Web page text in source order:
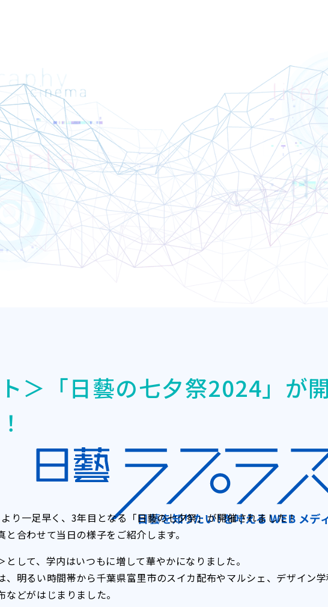
＞「日藝の七夕祭2024」が
り一足早く、3年目となる「日藝の七夕祭」が開催されました！
合わせて当日の様子をご紹介します。
して、学内はいつもに増して華やかになりました。
、明るい時間帯から千葉県富里市のスイカ配布やマルシェ、デザイン
どがはじまりました。